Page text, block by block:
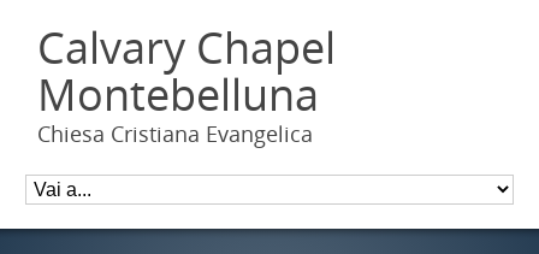
Calvary Chapel
Montebelluna
Chiesa Cristiana Evangelica